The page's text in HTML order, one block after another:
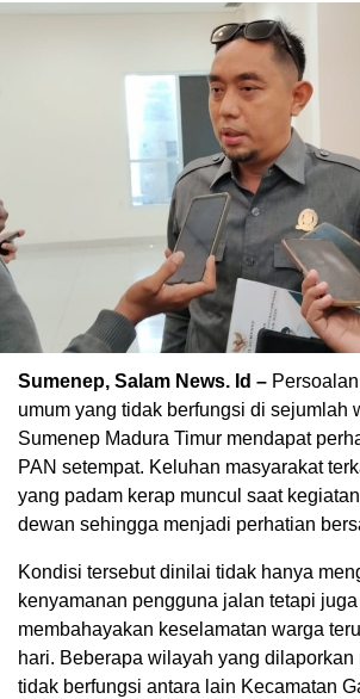
Sumenep, Salam News. Id –
umum yang tidak berfungsi di sejumlah
Sumenep Madura Timur mendapat
PAN setempat. Keluhan masyarakat
yang padam kerap muncul saat
dewan sehingga menjadi perhatian
Kondisi tersebut dinilai tidak hanya
kenyamanan pengguna jalan tetapi
membahayakan keselamatan warga
hari. Beberapa wilayah yang
tidak berfungsi antara lain Kecamatan